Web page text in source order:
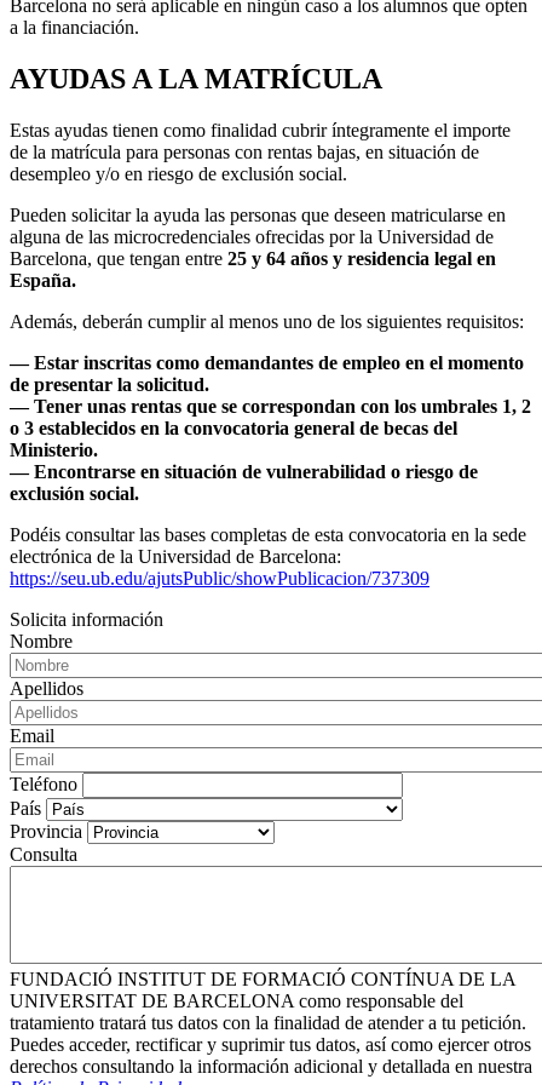
Barcelona no será aplicable en ningún caso a los alumnos que opten
a la financiación.
AYUDAS A LA MATRÍCULA
Estas ayudas tienen como finalidad cubrir íntegramente el importe
de la matrícula para personas con rentas bajas, en situación de
desempleo y/o en riesgo de exclusión social.
Pueden solicitar la ayuda las personas que deseen matricularse en
alguna de las microcredenciales ofrecidas por la Universidad de
Barcelona, que tengan entre 25 y 64 años y residencia legal en
España.
Además, deberán cumplir al menos uno de los siguientes requisitos:
— Estar inscritas como demandantes de empleo en el momento
de presentar la solicitud.
— Tener unas rentas que se correspondan con los umbrales 1, 2
o 3 establecidos en la convocatoria general de becas del
Ministerio.
— Encontrarse en situación de vulnerabilidad o riesgo de
exclusión social.
Podéis consultar las bases completas de esta convocatoria en la sede
electrónica de la Universidad de Barcelona:
https://seu.ub.edu/ajutsPublic/showPublicacion/737309
Solicita información
Nombre
Apellidos
Email
Teléfono
País
Provincia
Consulta
FUNDACIÓ INSTITUT DE FORMACIÓ CONTÍNUA DE LA
UNIVERSITAT DE BARCELONA como responsable del
tratamiento tratará tus datos con la finalidad de atender a tu petición.
Puedes acceder, rectificar y suprimir tus datos, así como ejercer otros
derechos consultando la información adicional y detallada en nuestra